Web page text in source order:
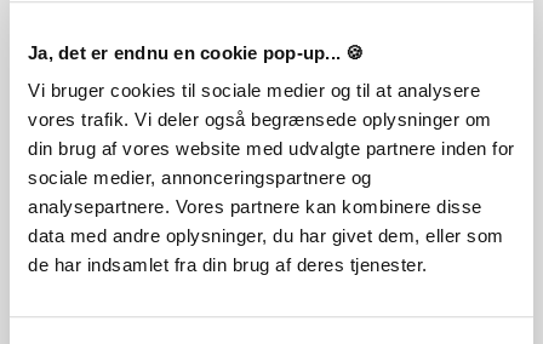
Ja, det er endnu en cookie pop-up... 🍪
Vi bruger cookies til sociale medier og til at analysere
vores trafik. Vi deler også begrænsede oplysninger om
din brug af vores website med udvalgte partnere inden for
sociale medier, annonceringspartnere og
analysepartnere. Vores partnere kan kombinere disse
data med andre oplysninger, du har givet dem, eller som
de har indsamlet fra din brug af deres tjenester.
448,75 SEK 552 SEK